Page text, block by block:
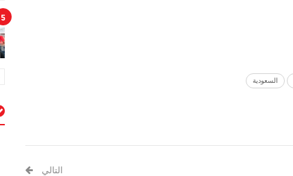
السعودية
التالي
5